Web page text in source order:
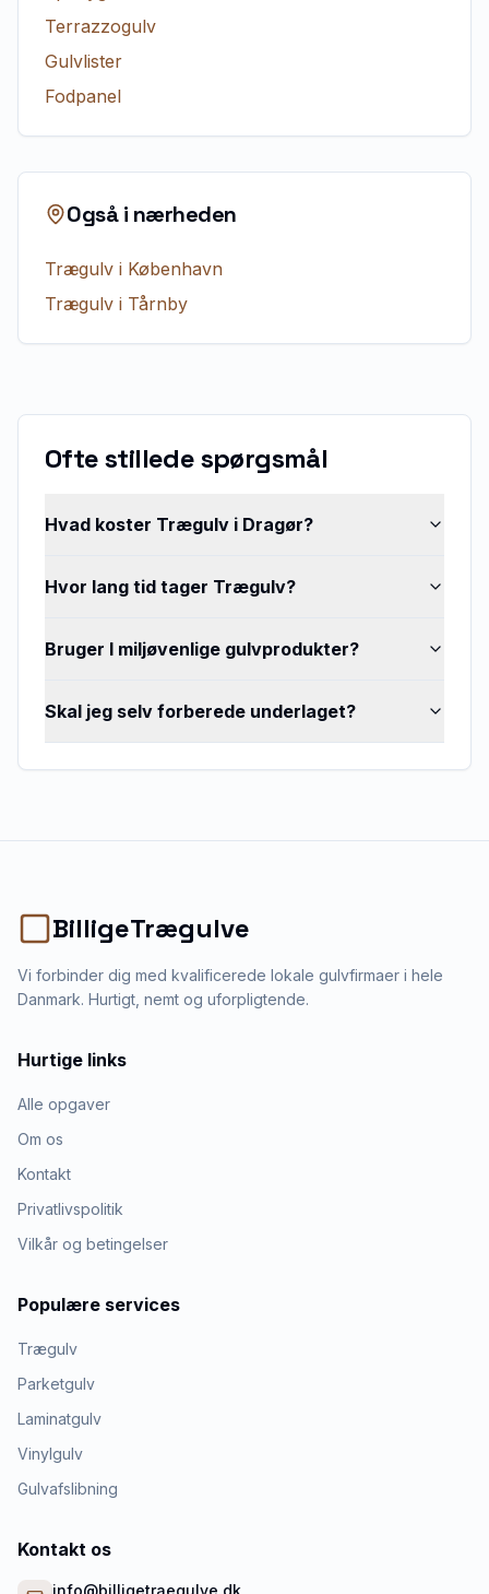
Terrazzogulv
Gulvlister
Fodpanel
Også i nærheden
Trægulv i København
Trægulv i Tårnby
Ofte stillede spørgsmål
Hvad koster Trægulv i Dragør?
Hvor lang tid tager Trægulv?
Bruger I miljøvenlige gulvprodukter?
Skal jeg selv forberede underlaget?
BilligeTrægulve
Vi forbinder dig med kvalificerede lokale gulvfirmaer i hele
Danmark. Hurtigt, nemt og uforpligtende.
Hurtige links
Alle opgaver
Om os
Kontakt
Privatlivspolitik
Vilkår og betingelser
Populære services
Trægulv
Parketgulv
Laminatgulv
Vinylgulv
Gulvafslibning
Kontakt os
info@billigetraegulve.dk